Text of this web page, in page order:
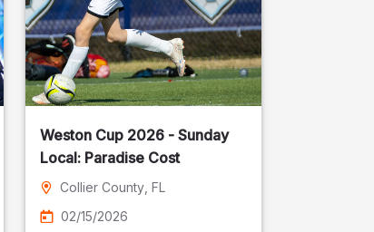
Weston Cup 2026 - Sunday
Local: Paradise Cost
Collier County, FL
02/15/2026